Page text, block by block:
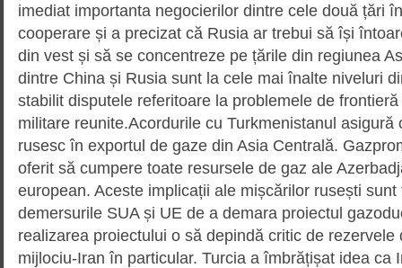
imediat importanta negocierilor dintre cele două țări
cooperare și a precizat că Rusia ar trebui să își
din vest și să se concentreze pe țările din regiunea
dintre China și Rusia sunt la cele mai înalte niveluri
stabilit disputele referitoare la problemele de
militare reunite.Acordurile cu Turkmenistanul asigură
rusesc în exportul de gaze din Asia Centrală.
oferit să cumpere toate resursele de gaz ale
european. Aceste implicații ale mișcărilor rusești
demersurile SUA și UE de a demara proiectul
realizarea proiectului o să depindă critic de rezervele
mijlociu-Iran în particular. Turcia a îmbrățișat idea ca